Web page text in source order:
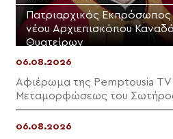
Πατριαρχικός Εκπρόσωπος
νέου Αρχιεπισκόπου
Θυατείρων
06.08.2026
Αφιέρωμα της Pemptousia TV
Μεταμορφώσεως του
06.08.2026